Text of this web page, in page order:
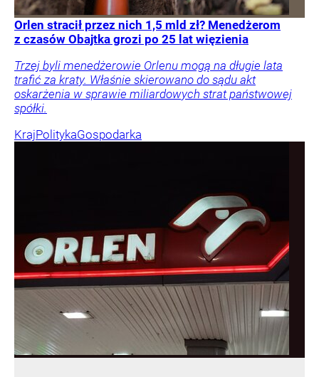
Orlen stracił przez nich 1,5 mld zł? Menedżerom
z czasów Obajtka grozi po 25 lat więzienia
Trzej byli menedżerowie Orlenu mogą na długie lata
trafić za kraty. Właśnie skierowano do sądu akt
oskarżenia w sprawie miliardowych strat państwowej
spółki.
KrajPolitykaGospodarka